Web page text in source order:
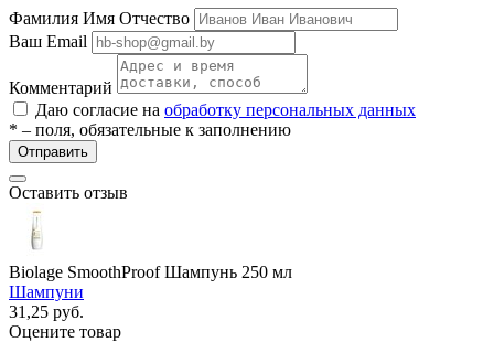
Фамилия Имя Отчество
Ваш Email
Комментарий
Даю согласие на обработку персональных данных
* – поля, обязательные к заполнению
Отправить
Оставить отзыв
Biolage SmoothProof Шампунь 250 мл
Шампуни
31,25 руб.
Оцените товар